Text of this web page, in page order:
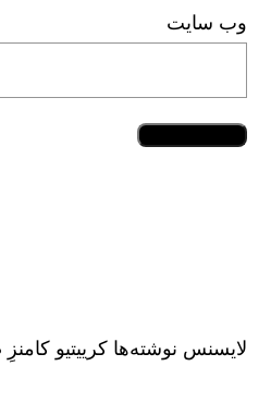
وب‌ سایت
لایسنس نوشته‌ها کرییتیو